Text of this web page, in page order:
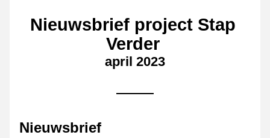
Nieuwsbrief project Stap
Verder
april 2023
Nieuwsbrief